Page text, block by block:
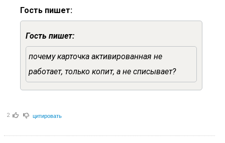
Гость пишет:
Гость пишет:
почему карточка активированная не
работает, только копит, а не списывает?
2 цитировать